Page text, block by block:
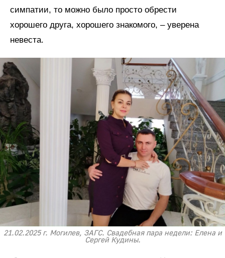
симпатии, то можно было просто обрести
хорошего друга, хорошего знакомого, – уверена
невеста.
21.02.2025 г. Могилев, ЗАГС. Свадебная пара недели: Елена и
Сергей Кудины.